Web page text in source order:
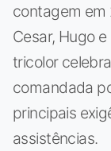
contagem em
Cesar, Hugo
tricolor
comandada
principais
assistências.